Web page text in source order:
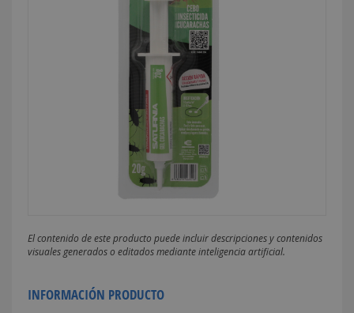
El contenido de este producto puede incluir descripciones y contenidos
visuales generados o editados mediante inteligencia artificial.
INFORMACIÓN PRODUCTO